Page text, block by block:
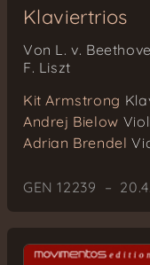
Klaviertrios
Von L. v.
F. Liszt
Kit Armstrong
Andrej Bielow
Adrian Brendel
GEN 12239 –